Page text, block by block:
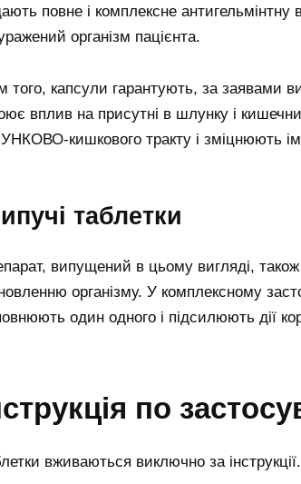
повне і комплексне антигельмінтну
організм пацієнта.
того, капсули гарантують, за заявами
вплив на присутні в шлунку і
кишкового тракту і зміцнюють
таблетки
випущений в цьому вигляді,
організму. У комплексному
один одного і підсилюють дії
по
вживаються виключно за